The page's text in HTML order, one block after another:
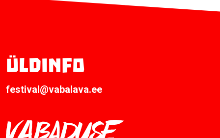
Üldinfo
festival@vabalava.ee